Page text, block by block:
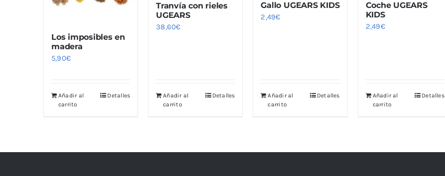
Los imposibles en
madera
5,90€
Añadir al
carrito
Detalles
Tranvía con rieles
UGEARS
38,60€
Añadir al
carrito
Detalles
Gallo UGEARS KIDS
2,49€
Añadir al
carrito
Detalles
Coche UGEARS
KIDS
2,49€
Añadir al
carrito
Detalles